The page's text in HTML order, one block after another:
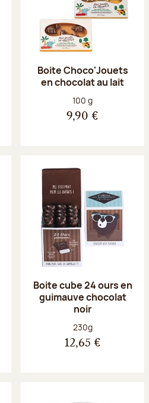
Boite Choco'Jouets
en chocolat au lait
Poids net :
100 g
9,90 €
Boite cube 24 ours en
guimauve chocolat
noir
Poids net :
230g
12,65 €